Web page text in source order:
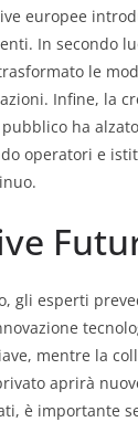
europee
In secondo
le
Infine, la
ha
operatori e
gli esperti
mentre la
aprirà
è importante